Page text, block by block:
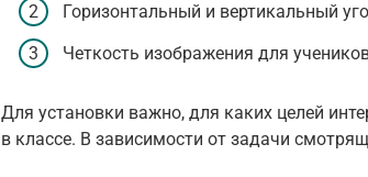
Горизонтальный и вертикальный
Четкость изображения для
Для установки важно, для каких целей
в классе. В зависимости от задачи